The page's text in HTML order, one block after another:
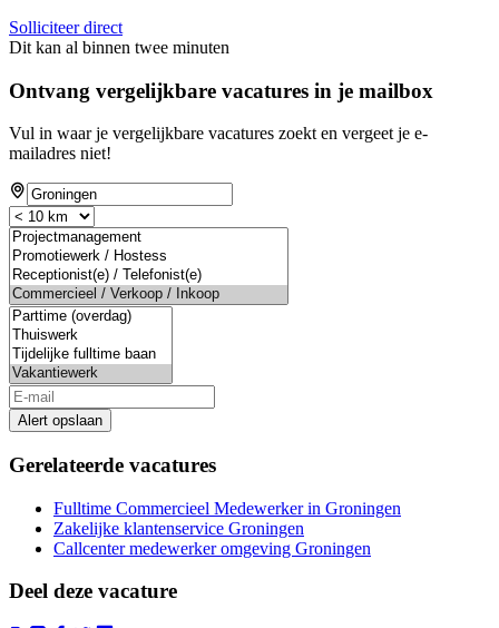
Solliciteer direct
Dit kan al binnen twee minuten
Ontvang vergelijkbare vacatures in je mailbox
Vul in waar je vergelijkbare vacatures zoekt en vergeet je e-
mailadres niet!
Alert opslaan
Gerelateerde vacatures
Fulltime Commercieel Medewerker in Groningen
Zakelijke klantenservice Groningen
Callcenter medewerker omgeving Groningen
Deel deze vacature